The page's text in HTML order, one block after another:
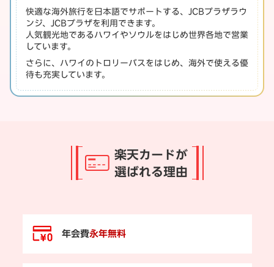
快適な海外旅行を日本語でサポートする、JCBプラザラウ
ンジ、JCBプラザを利用できます。
人気観光地であるハワイやソウルをはじめ世界各地で営業
しています。
さらに、ハワイのトロリーバスをはじめ、海外で使える優
待も充実しています。
楽天カードが
選ばれる理由
年会費永年無料